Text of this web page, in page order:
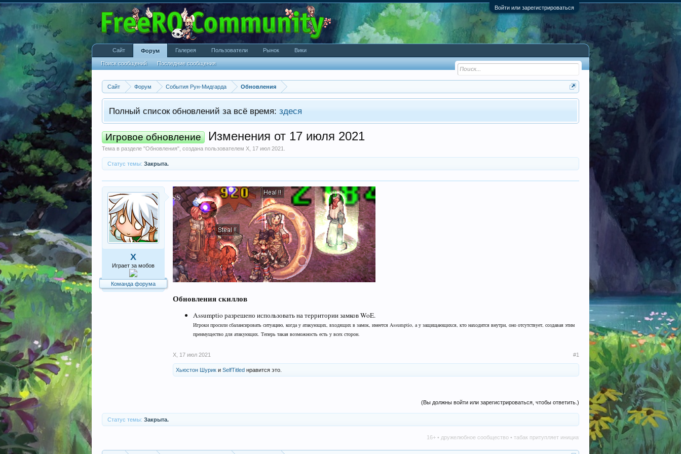
Войти или зарегистрироваться
Сайт Форум События Рун-Мидгарда Обновления
Полный список обновлений за всё время: здеся
Игровое обновление Изменения от 17 июля 2021
Тема в разделе "Обновления", создана пользователем X 17 июл 2021
Статус темы: Закрыта.
X
Играет за мобов
Команда форума
Обновления скиллов
Assumptio разрешено использовать на территории замков WoE.
Игроки просили сбалансировать ситуацию, когда у атакующих, входящих в замок, имеется Assumptio, а у защищающихся, кто находится внутри, оно отсутствует, создавая этим
преимущество для атакующих. Теперь такая возможность есть у всех сторон.
X 17 июл 2021 #1
Хьюстон Шурик и SelfTitled нравится это.
(Вы должны войти или зарегистрироваться, чтобы ответить.)
Статус темы: Закрыта.
16+ • дружелюбное сообщество • табак притупляет инициативу • алкоголь наносит вред в любом
Сайт Форум
Поиск сообщений Последние сообщения
Галерея Пользователи Рынок Вики